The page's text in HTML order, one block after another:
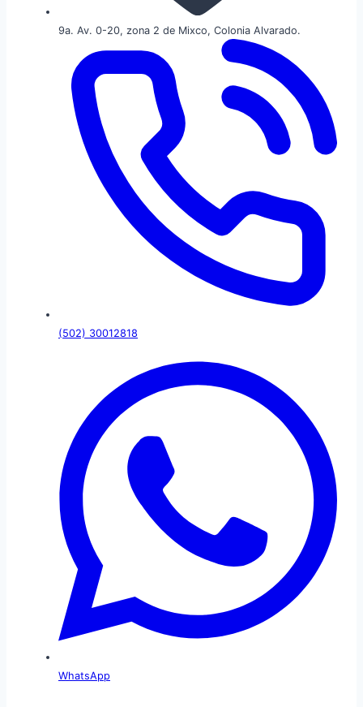
9a. Av. 0-20, zona 2 de Mixco, Colonia Alvarado.
(502) 30012818
WhatsApp